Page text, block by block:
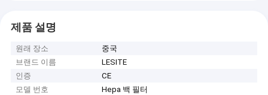
제품 설명
원래 장소
중국
브랜드 이름
LESITE
인증
CE
모델 번호
Hepa 백 필터